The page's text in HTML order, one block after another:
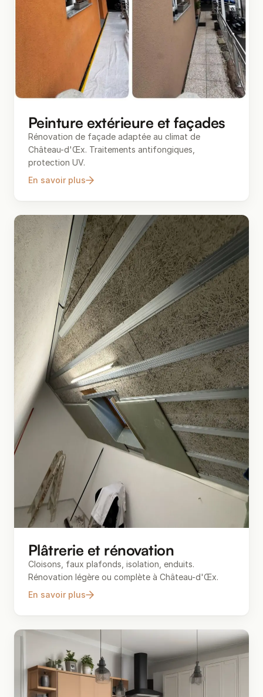
Peinture extérieure et façades
Rénovation de façade adaptée au climat de
Château-d'Œx. Traitements antifongiques,
protection UV.
En savoir plus
Plâtrerie et rénovation
Cloisons, faux plafonds, isolation, enduits.
Rénovation légère ou complète à Château-d'Œx.
En savoir plus